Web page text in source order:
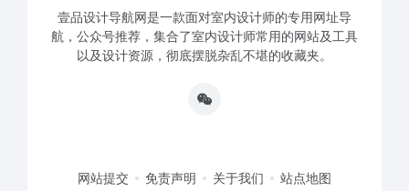
壹品设计导航网是一款面对室内设计师的专用网址导
航，公众号推荐，集合了室内设计师常用的网站及工具
以及设计资源，彻底摆脱杂乱不堪的收藏夹。
网站提交 免责声明 关于我们 站点地图